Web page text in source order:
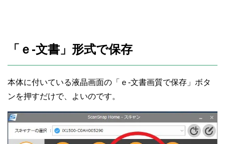
「ｅ-文書」形式で保存
本体に付いている液晶画面の「ｅ-文書画質で保存」ボタ
ンを押すだけで、よいのです。